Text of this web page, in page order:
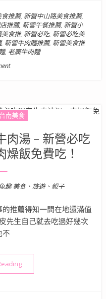
推薦, 新營中山路美食推薦,
推薦, 新營午餐推薦, 新營小
食推, 新營必吃, 新營必吃美
, 新營牛肉麵推薦, 新營美食推
, 老廣牛肉麵
台南美食
肉湯 – 新營必吃
飯免費吃！
Posted on
趣 美食、旅遊、親子
推薦得知一間在地還滿值
先生自己就去吃過好幾次
不
“【台南美食】黃家牛肉湯 –